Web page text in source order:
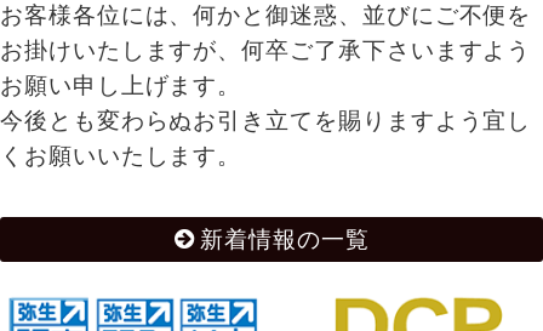
お客様各位には、何かと御迷惑、並びにご不便を
お掛けいたしますが、何卒ご了承下さいますよう
お願い申し上げます。
今後とも変わらぬお引き立てを賜りますよう宜し
くお願いいたします。
新着情報の一覧